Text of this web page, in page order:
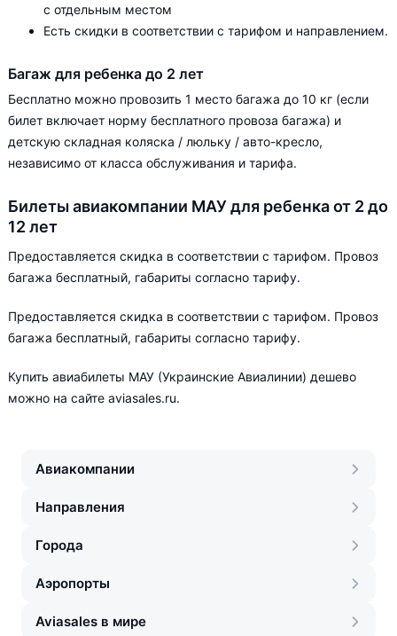
с отдельным местом
Есть скидки в соответствии с тарифом и направлением.
Багаж для ребенка до 2 лет
Бесплатно можно провозить 1 место багажа до 10 кг (если
билет включает норму бесплатного провоза багажа) и
детскую складная коляска / люльку / авто-кресло,
независимо от класса обслуживания и тарифа.
Билеты авиакомпании МАУ для ребенка от 2 до
12 лет
Предоставляется скидка в соответствии с тарифом. Провоз
багажа бесплатный, габариты согласно тарифу.
Предоставляется скидка в соответствии с тарифом. Провоз
багажа бесплатный, габариты согласно тарифу.
Купить авиабилеты МАУ (Украинские Авиалинии) дешево
можно на сайте aviasales.ru.
Авиакомпании
Направления
Города
Аэропорты
Aviasales в мире